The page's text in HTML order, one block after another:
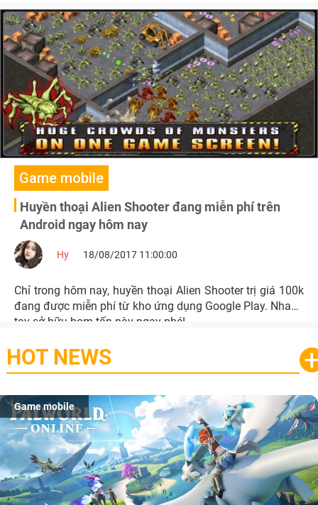
Game mobile
Huyền thoại Alien Shooter đang miễn phí trên
Android ngay hôm nay
Hy 18/08/2017 11:00:00
Chỉ trong hôm nay, huyền thoại Alien Shooter trị giá 100k
đang được miễn phí từ kho ứng dụng Google Play. Nhanh
tay sở hữu bom tấn này ngay nhé!
HOT NEWS
Game mobile